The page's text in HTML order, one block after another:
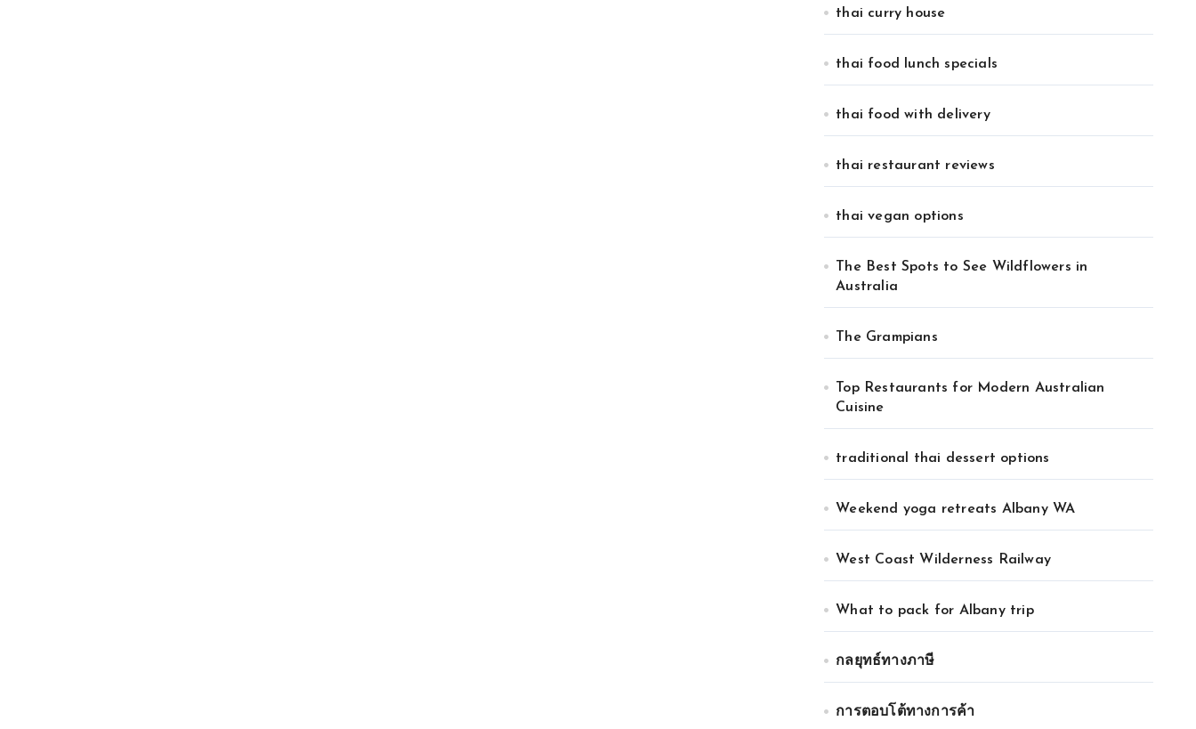
thai curry house
thai food lunch specials
thai food with delivery
thai restaurant reviews
thai vegan options
The Best Spots to See Wildflowers in
Australia
The Grampians
Top Restaurants for Modern Australian
Cuisine
traditional thai dessert options
Weekend yoga retreats Albany WA
West Coast Wilderness Railway
What to pack for Albany trip
กลยุทธ์ทางภาษี
การตอบโต้ทางการค้า